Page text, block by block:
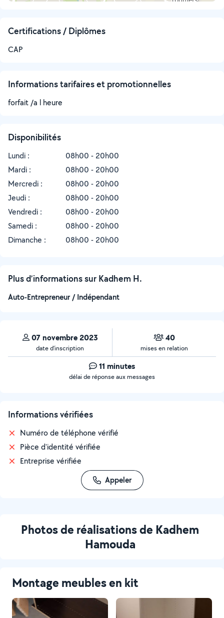
Certifications / Diplômes
CAP
Informations tarifaires et promotionnelles
forfait /a l heure
Disponibilités
Lundi :
08h00 - 20h00
Mardi :
08h00 - 20h00
Mercredi :
08h00 - 20h00
Jeudi :
08h00 - 20h00
Vendredi :
08h00 - 20h00
Samedi :
08h00 - 20h00
Dimanche :
08h00 - 20h00
Plus d’informations sur Kadhem H.
Auto-Entrepreneur / Indépendant
07 novembre 2023
date d’inscription
40
mises en relation
11 minutes
délai de réponse aux messages
Informations vérifiées
Numéro de téléphone vérifié
Pièce d'identité vérifiée
Entreprise vérifiée
Appeler
Photos de réalisations de Kadhem
Hamouda
Montage meubles en kit